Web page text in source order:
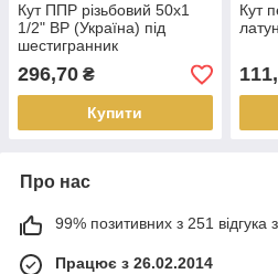
Кут ППР різьбовий 50х1
1/2" ВР (Україна) під
шестигранник
296,70 ₴
Купити
Кут
Про нас
99% позитивних з 251 відгука
Працює з 26.02.2014